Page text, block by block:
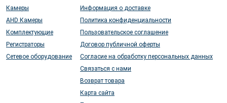
Камеры
AHD Камеры
Комплектующие
Регистраторы
Сетевое оборудование
Информация о доставке
Политика конфиденциальности
Пользовательское соглашение
Договор публичной оферты
Согласие на обработку персональных данных
Связаться с нами
Возврат товара
Карта сайта